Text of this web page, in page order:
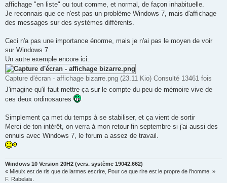
affichage "en liste" ou tout comme, et normal, de façon inhabituelle.
Je reconnais que ce n'est pas un problème Windows 7, mais d'affichage
des messages sur des systèmes différents.
Ceci n'a pas une importance énorme, mais je n'ai pas le moyen de voir
sur Windows 7
Un autre exemple encore ici:
Capture d'écran - affichage bizarre.png (23.11 Kio) Consulté 13461 fois
J'imagine qu'il faut mettre ça sur le compte du peu de mémoire vive de
ces deux ordinosaures
Simplement ça met du temps à se stabiliser, et ça vient de sortir
Merci de ton intérêt, on verra à mon retour fin septembre si j'ai aussi des
ennuis avec Windows 7, le forum a assez de travail.
Windows 10 Version 20H2 (vers. système 19042.662)
« Mieulx est de ris que de larmes escrire, Pour ce que rire est le propre de l'homme. »
F. Rabelais.